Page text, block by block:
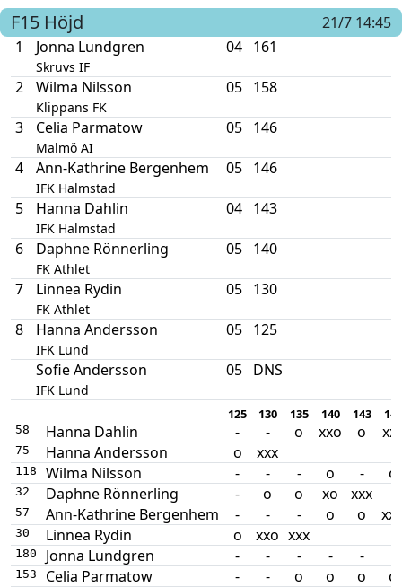
F15 Höjd
21/7 14:45
1
Jonna Lundgren
Skruvs IF
04 161
2 Wilma Nilsson
Klippans FK
05 158
3 Celia Parmatow
Malmö AI
05 146
4 Ann-Kathrine Bergenhem
IFK Halmstad
05 146
5 Hanna Dahlin
IFK Halmstad
04 143
6 Daphne Rönnerling
FK Athlet
05 140
7 Linnea Rydin
FK Athlet
05 130
8 Hanna Andersson
IFK Lund
05 125
Sofie Andersson
IFK Lund
05 DNS
125 130 135 140 143 146
58 Hanna Dahlin - - o xxo o
75 Hanna Andersson o xxx
118 Wilma Nilsson - - - o - o
32 Daphne Rönnerling - o o xo xxx
57 Ann-Kathrine Bergenhem - - - o o
30 Linnea Rydin o xxo xxx
180 Jonna Lundgren - - - - -
153 Celia Parmatow - - o o o o